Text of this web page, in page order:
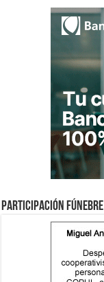
Participación fúnebre